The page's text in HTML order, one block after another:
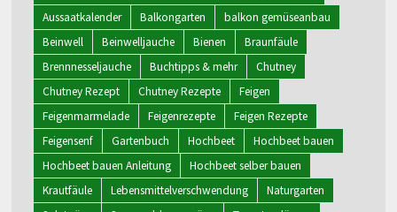
Aussaatkalender
Balkongarten
balkon gemüseanbau
Beinwell
Beinwelljauche Bienen
Braunfäule
Brennnesseljauche
Buchtipps & mehr
Chutney
Chutney Rezept
Chutney Rezepte
Feigen
Feigenmarmelade
Feigenrezepte
Feigen Rezepte
Feigensenf
Gartenbuch Hochbeet
Hochbeet bauen
Hochbeet bauen Anleitung
Hochbeet selber bauen
Krautfäule
Lebensmittelverschwendung
Naturgarten